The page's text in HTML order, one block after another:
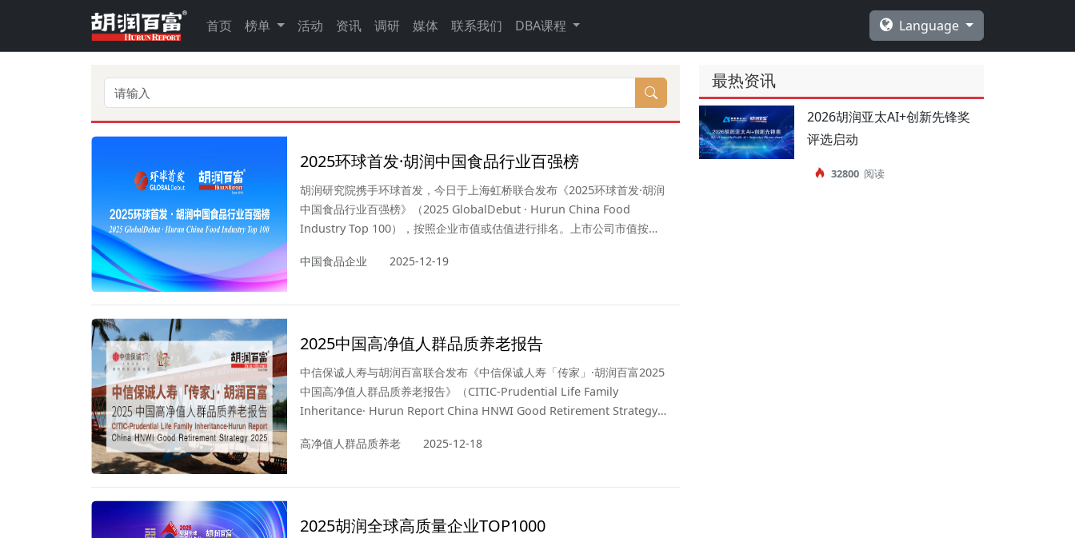
首页 榜单 活动 资讯 调研 媒体 联系我们 DBA课程 Language
2025环球首发·胡润中国食品行业百强榜
胡润研究院携手环球首发，今日于上海虹桥联合发布《2025环球首发·胡润
中国食品行业百强榜》（2025 GlobalDebut · Hurun China Food
Industry Top 100），按照企业市值或估值进行排名。上市公司市值按照
根据最新一轮融资情况进行估算。这是胡润研究院第五次发布“中国食品行
中国食品企业 2025-12-19
2025中国高净值人群品质养老报告
中信保诚人寿与胡润百富联合发布《中信保诚人寿「传家」·胡润百富2025
中国高净值人群品质养老报告》（CITIC-Prudential Life Family
Inheritance· Hurun Report China HNWI Good Retirement Strategy
型升级、房地产市场深度调整、人口结构面临少子化与老龄化双重困境、
略参考。
高净值人群品质养老 2025-12-18
2025胡润全球高质量企业TOP1000
最热资讯
2026胡润亚太AI+创新先锋奖
评选启动
32800阅读